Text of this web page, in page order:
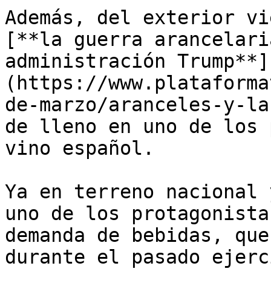
Además, del exterior
[**la guerra
administración Trump**]
(https://
de-marzo/aranceles-y-
de lleno en uno de los
vino español.
Ya en terreno
uno de los
demanda de bebidas,
durante el pasado